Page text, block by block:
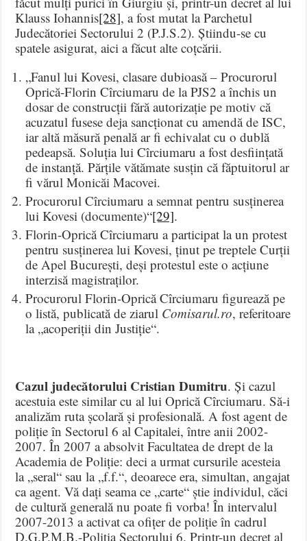
Klauss Iohannis[28], a fost mutat la Parchetul
Judecătoriei Sectorului 2 (P.J.S.2). Știindu-se cu
spatele asigurat, aici a făcut alte coțcării.
„Fanul lui Kovesi, clasare dubioasă – Procurorul
Oprică-Florin Cîrciumaru de la PJS2 a închis un
dosar de construcții fără autorizație pe motiv că
acuzatul fusese deja sancționat cu amendă de ISC,
iar altă măsură penală ar fi echivalat cu o dublă
pedeapsă. Soluția lui Cîrciumaru a fost desființată
de instanță. Părțile vătămate susțin că făptuitorul ar
fi vărul Monicăi Macovei.
Procurorul Cîrciumaru a semnat pentru susținerea
lui Kovesi (documente)“[29].
Florin-Oprică Cîrciumaru a participat la un protest
pentru susținerea lui Kovesi, ținut pe treptele Curții
de Apel București, deși protestul este o acțiune
interzisă magistraților.
Procurorul Florin-Oprică Cîrciumaru figurează pe
o listă, publicată de ziarul Comisarul.ro, referitoare
la „acoperiții din Justiție“.
Cazul judecătorului Cristian Dumitru. Și cazul
acestuia este similar cu al lui Oprică Cîrciumaru. Să-i
analizăm ruta școlară și profesională. A fost agent de
poliție în Sectorul 6 al Capitalei, între anii 2002-
2007. În 2007 a absolvit Facultatea de drept de la
Academia de Poliție: deci a urmat cursurile acesteia
la „seral“ sau la „f.f.“, deoarece era, simultan, angajat
ca agent. Vă dați seama ce „carte“ știe individul, căci
de cultură generală nu poate fi vorba! În intervalul
2007-2013 a activat ca ofițer de poliție în cadrul
D.G.P.M.B.-Poliţia Sectorului 6. Printr-un decret al